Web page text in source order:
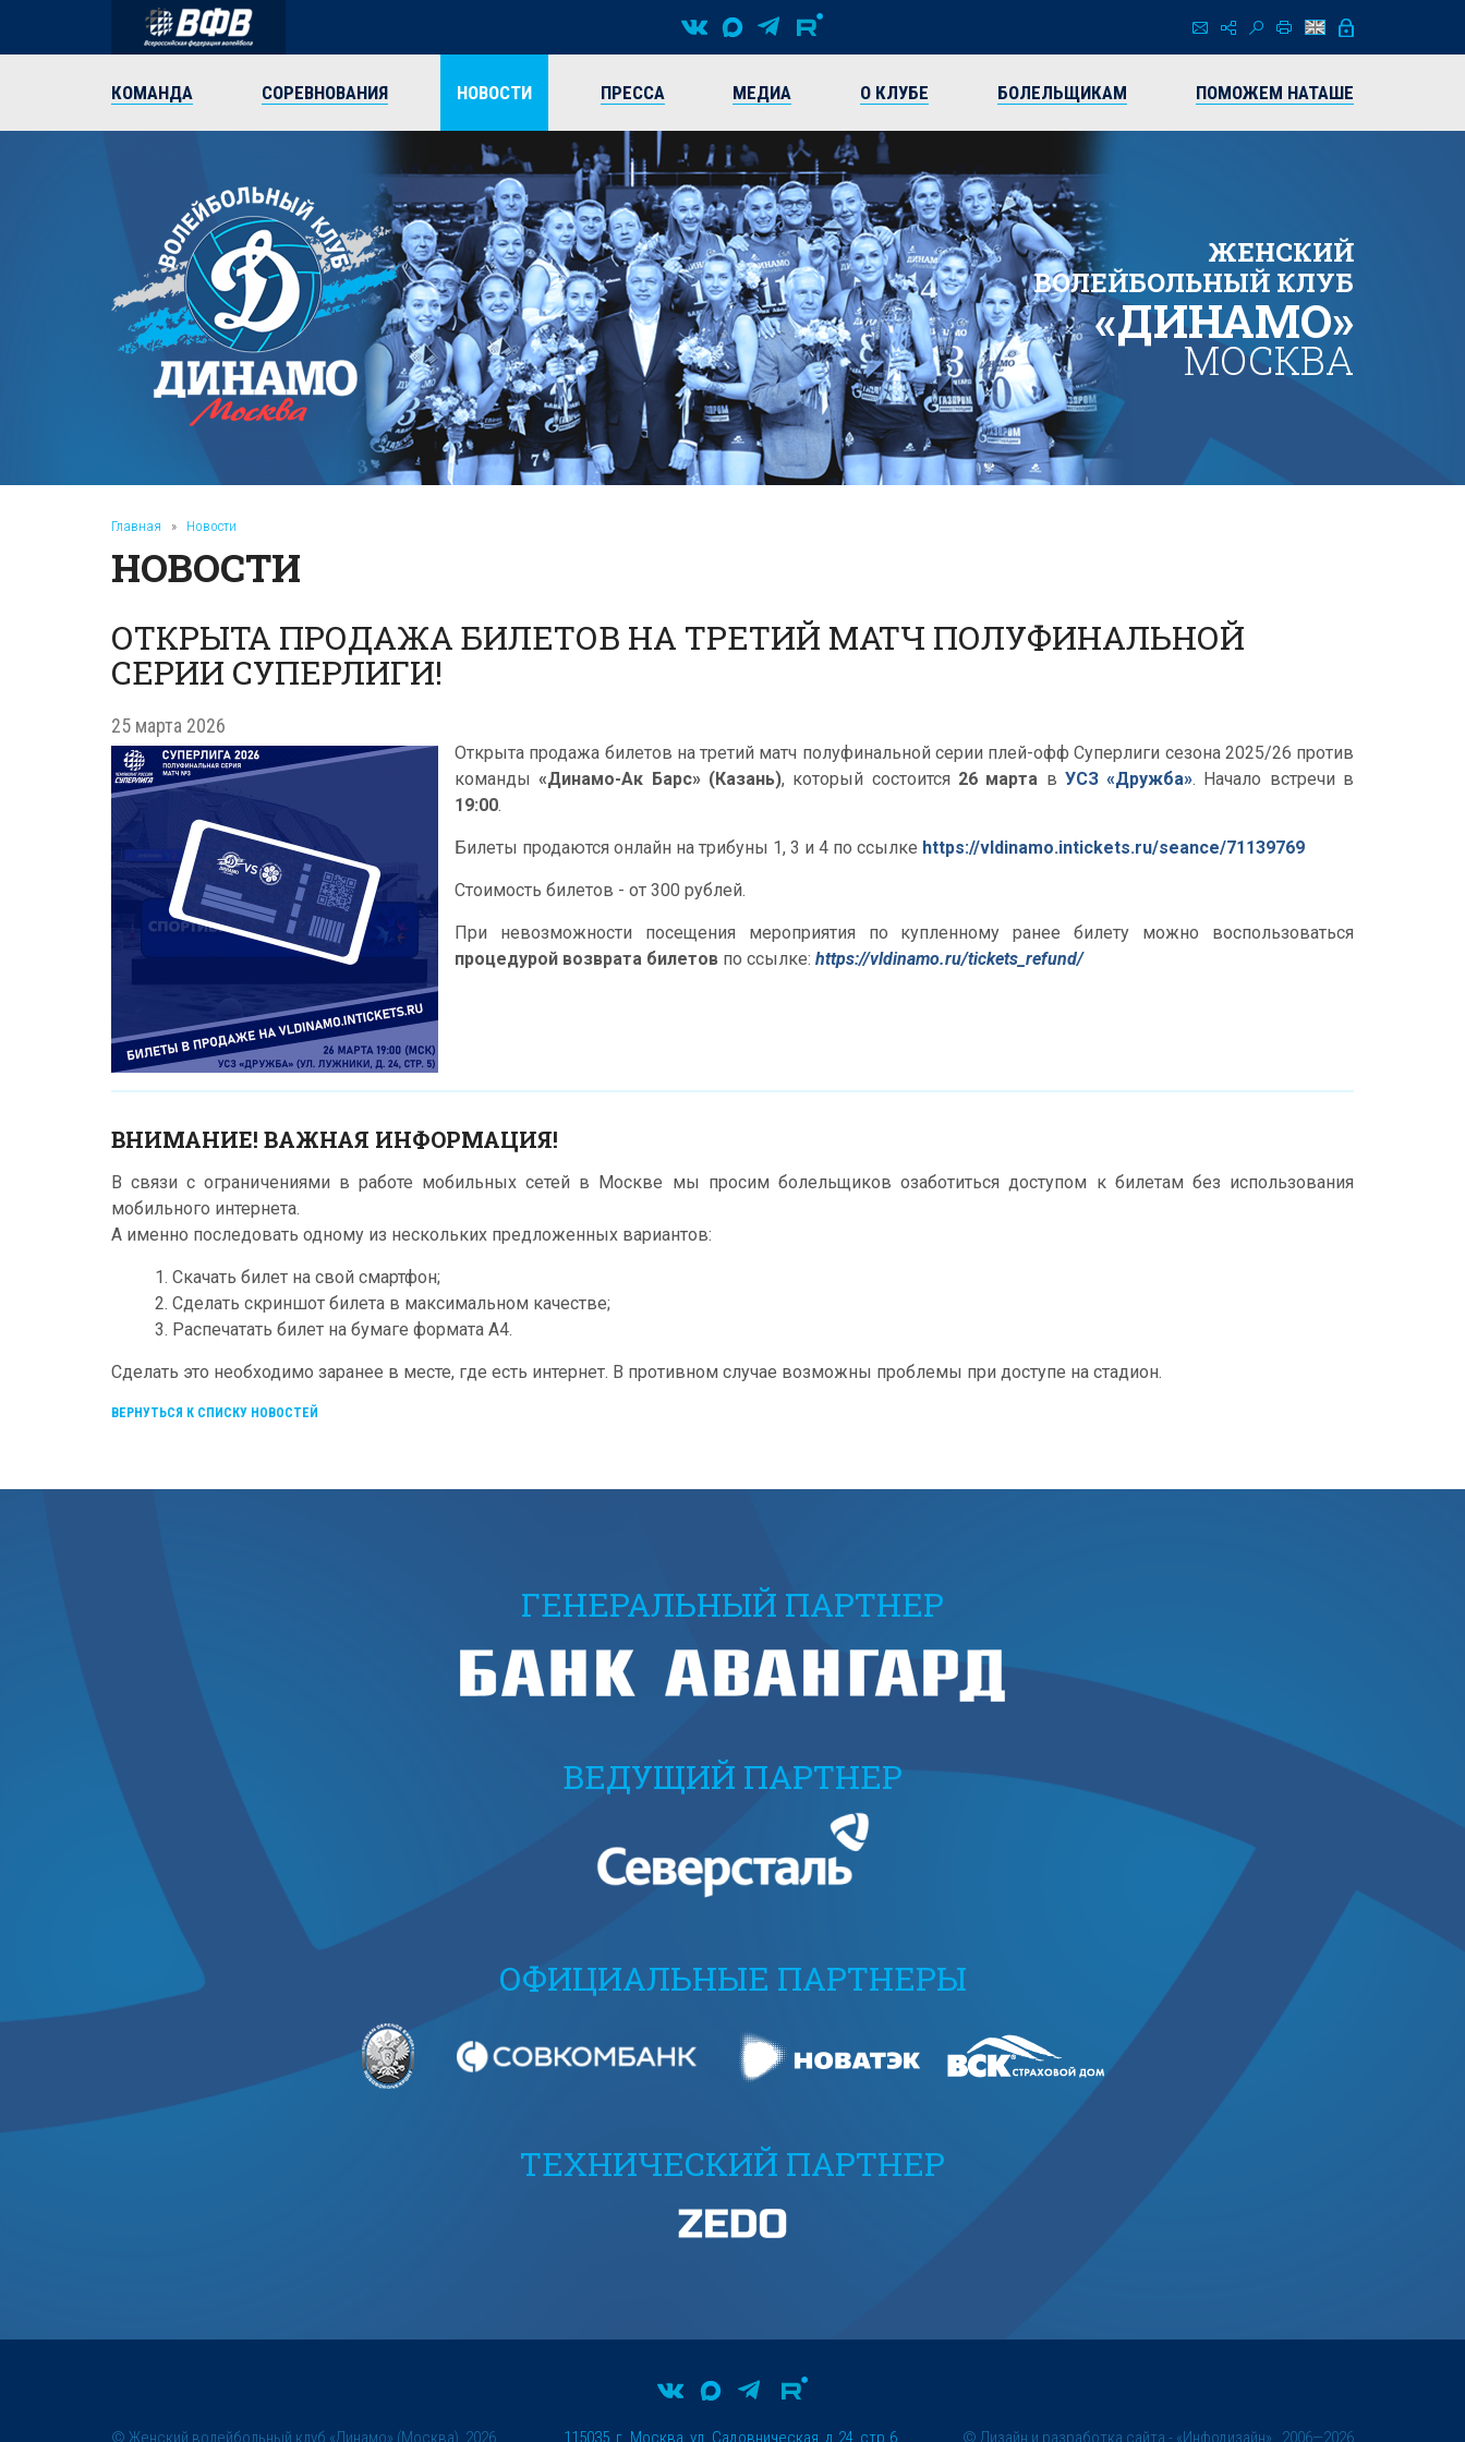
КОМАНДА СОРЕВНОВАНИЯ НОВОСТИ ПРЕССА МЕДИА О КЛУБЕ БОЛЕЛЬЩИКАМ ПОМОЖЕМ НАТАШЕ
ЖЕНСКИЙ
ВОЛЕЙБОЛЬНЫЙ КЛУБ
«ДИНАМО»
МОСКВА
Главная » Новости
НОВОСТИ
ОТКРЫТА ПРОДАЖА БИЛЕТОВ НА ТРЕТИЙ МАТЧ ПОЛУФИНАЛЬНОЙ
СЕРИИ СУПЕРЛИГИ!
25 марта 2026
Открыта продажа билетов на третий матч полуфинальной серии плей-офф Суперлиги сезона 2025/26 против
команды«Динамо-Ак Барс» (Казань), который состоится 26 марта в УСЗ «Дружба». Начало встречи в
19:00.
Билеты продаются онлайн на трибуны 1, 3 и 4 по ссылке https://vldinamo.intickets.ru/seance/71139769
Стоимость билетов - от 300 рублей.
При невозможности посещения мероприятия по купленному ранее билету можно воспользоваться
процедурой возврата билетов по ссылке: https://vldinamo.ru/tickets_refund/
ВНИМАНИЕ! ВАЖНАЯ ИНФОРМАЦИЯ!
В связи с ограничениями в работе мобильных сетей в Москве мы просим болельщиков озаботиться доступом к билетам без использования
мобильного интернета.
А именно последовать одному из нескольких предложенных вариантов:
1. Скачать билет на свой смартфон;
2. Сделать скриншот билета в максимальном качестве;
3. Распечатать билет на бумаге формата А4.
Сделать это необходимо заранее в месте, где есть интернет. В противном случае возможны проблемы при доступе на стадион.
ВЕРНУТЬСЯ К СПИСКУ НОВОСТЕЙ
ГЕНЕРАЛЬНЫЙ ПАРТНЕР
ВЕДУЩИЙ ПАРТНЕР
ОФИЦИАЛЬНЫЕ ПАРТНЕРЫ
ТЕХНИЧЕСКИЙ ПАРТНЕР
© Женский волейбольный клуб «Динамо» (Москва), 2026 115035, г. Москва, ул. Садовническая, д.24, стр.6. © Дизайн и разработка сайта - «Инфодизайн» , 2006—2026